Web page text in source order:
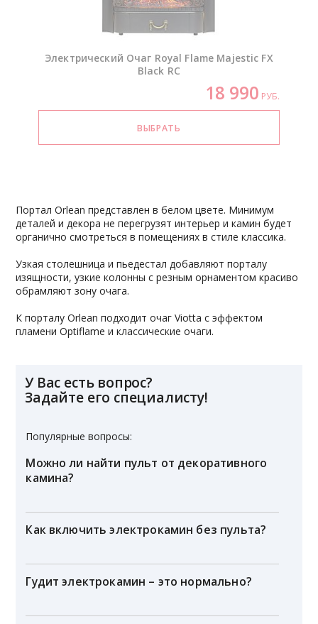
Электрический Очаг Royal Flame Majestic FX
Black RC
18 990 РУБ.
Портал Orlean представлен в белом цвете. Минимум
деталей и декора не перегрузят интерьер и камин будет
органично смотреться в помещениях в стиле классика.
Узкая столешница и пьедестал добавляют порталу
изящности, узкие колонны с резным орнаментом красиво
обрамляют зону очага.
К порталу Orlean подходит очаг Viotta с эффектом
пламени Optiflame и классические очаги.
У Вас есть вопрос?
Задайте его специалисту!
Популярные вопросы:
Можно ли найти пульт от декоративного
камина?
Как включить электрокамин без пульта?
Гудит электрокамин – это нормально?